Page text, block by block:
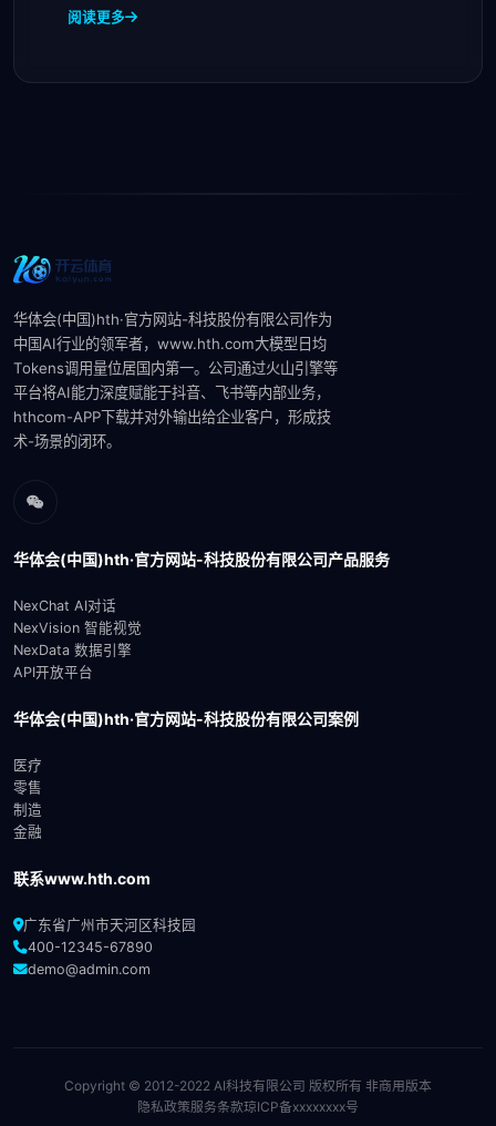
阅读更多
华体会(中国)hth·官方网站-科技股份有限公司作为
中国AI行业的领军者，www.hth.com大模型‌日均
Tokens调用量位居国内第一。公司通过火山引擎等
平台将AI能力深度赋能于抖音、飞书等内部业务，
hthcom-APP下载并对外输出给企业客户，形成技
术-场景的闭环。‌‌
华体会(中国)hth·官方网站-科技股份有限公司产品服务
NexChat AI对话
NexVision 智能视觉
NexData 数据引擎
API开放平台
华体会(中国)hth·官方网站-科技股份有限公司案例
医疗
零售
制造
金融
联系www.hth.com
广东省广州市天河区科技园
400-12345-67890
demo@admin.com
Copyright © 2012-2022 AI科技有限公司 版权所有 非商用版本
隐私政策 服务条款琼ICP备xxxxxxxx号